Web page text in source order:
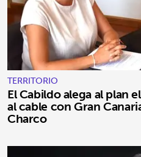
TERRITORIO
El Cabildo alega al plan
al cable con Gran
Charco